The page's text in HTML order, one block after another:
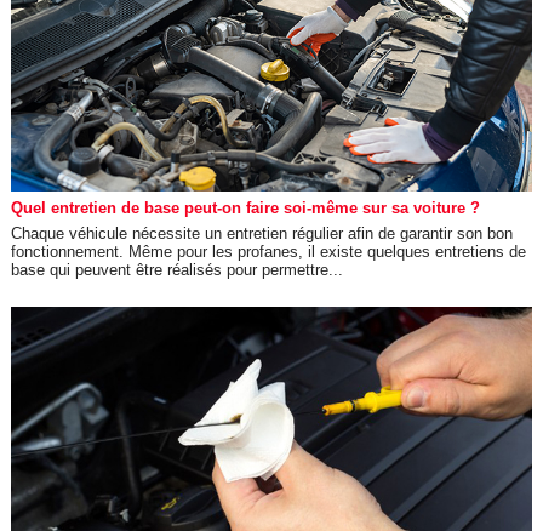
Quel entretien de base peut-on faire soi-même sur sa voiture ?
Chaque véhicule nécessite un entretien régulier afin de garantir son bon
fonctionnement. Même pour les profanes, il existe quelques entretiens de
base qui peuvent être réalisés pour permettre...